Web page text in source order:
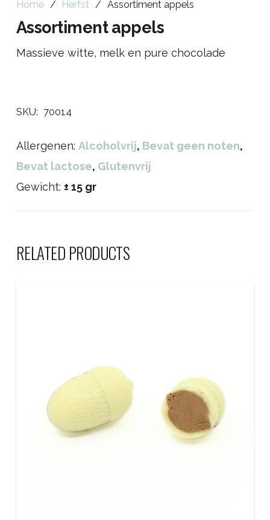
Home / Herfst / Assortiment appels
Assortiment appels
Massieve witte, melk en pure chocolade
SKU: 70014
Allergenen: Alcoholvrij, Bevat geen noten,
Bevat lactose, Glutenvrij
Gewicht: ± 15 gr
RELATED PRODUCTS